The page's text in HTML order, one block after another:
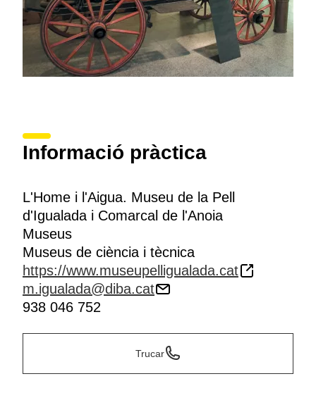
Informació pràctica
L'Home i l'Aigua. Museu de la Pell
d'Igualada i Comarcal de l'Anoia
Museus
Museus de ciència i tècnica
https://www.museupelligualada.cat
m.igualada@diba.cat
938 046 752
Trucar